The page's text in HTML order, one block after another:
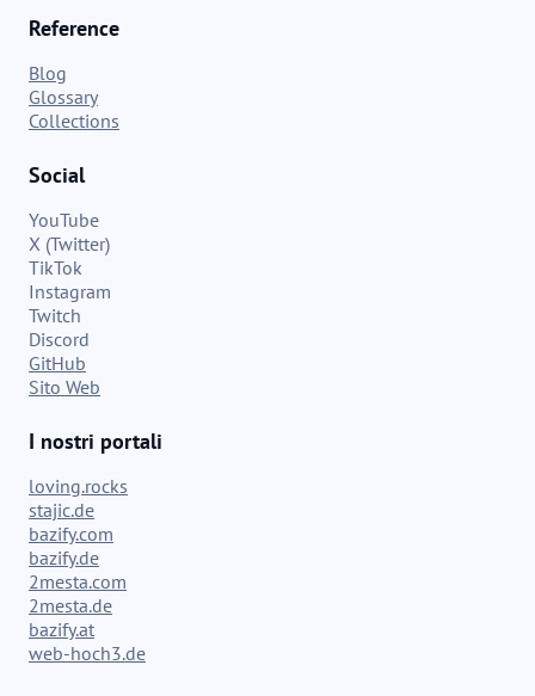
Reference
Blog
Glossary
Collections
Social
YouTube
X (Twitter)
TikTok
Instagram
Twitch
Discord
GitHub
Sito Web
I nostri portali
loving.rocks
stajic.de
bazify.com
bazify.de
2mesta.com
2mesta.de
bazify.at
web-hoch3.de